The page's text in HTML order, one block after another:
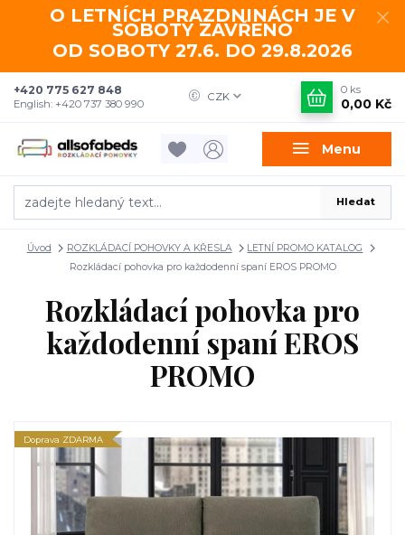
O LETNÍCH PRAZDNINÁCH JE V
SOBOTY ZAVŘENO
OD SOBOTY 27.6. DO 29.8.2026
Menu
CZK
Hledat
+420 775 627 848
English: +420 737 380 990
0 ks
0,00 Kč
Úvod ROZKLÁDACÍ POHOVKY A KŘESLA
LETNÍ PROMO KATALOG
Rozkládací pohovka pro každodenní spaní EROS PROMO
Rozkládací pohovka pro
každodenní spaní EROS
PROMO
Doprava ZDARMA